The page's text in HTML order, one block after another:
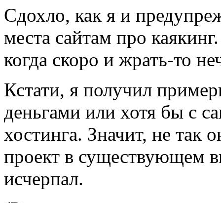
Сдохло, как я и
места сайтам про
когда скоро и жрать-то
Кстати, я получил
деньгами или хотя бы с
хостинга. Значит, не
проект в существующем
исчерпал.